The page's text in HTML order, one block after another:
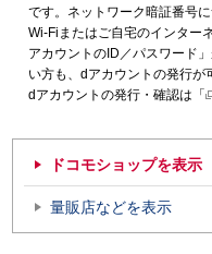
です。ネットワーク暗証番号
Wi-Fiまたはご自宅のインター
アカウントのID／パスワード
い方も、dアカウントの発行が
dアカウントの発行・確認は「
ドコモショップを表示
量販店などを表示